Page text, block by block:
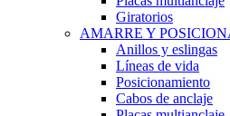
Giratorios
AMARRE Y
Anillos y eslingas
Líneas de vida
Posicionamiento
Cabos de anclaje